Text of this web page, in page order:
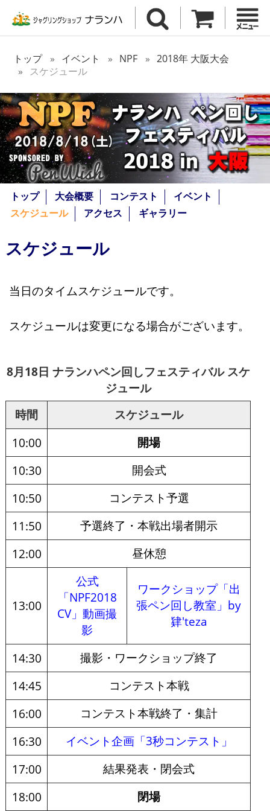
トップ イベント NPF
2018年 大阪大会
スケジュール
トップ 大会概要 コンテスト
イベント
スケジュール
アクセス ギャラリー
スケジュール
当日のタイムスケジュールです。
スケジュールは変更になる場合がございます。
8月18日 ナランハペン回しフェスティバル スケ
ジュール
時間
スケジュール
10:00
開場
10:30
開会式
10:50
コンテスト予選
11:50
予選終了・本戦出場者開示
12:00
昼休憩
13:00
公式
「NPF2018
CV」動画撮
影
ワークショップ「出
張ペン回し教室」by
肄'teza
14:30
撮影・ワークショップ終了
14:45
コンテスト本戦
16:00
コンテスト本戦終了・集計
16:30
イベント企画「3秒コンテスト」
17:00
結果発表・閉会式
18:00
閉場